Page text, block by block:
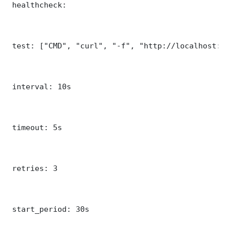
healthcheck:
test: ["CMD", "curl", "-f", "http://
interval: 10s
timeout: 5s
retries: 3
start_period: 30s